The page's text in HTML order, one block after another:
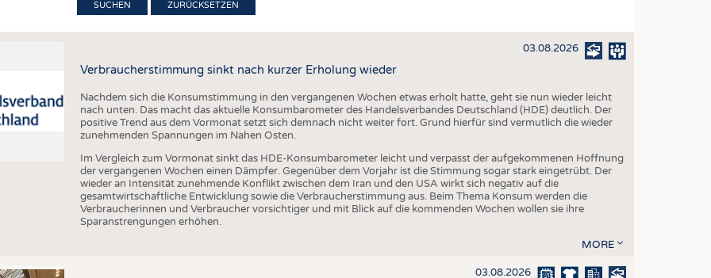
NACHHALTIGKEIT
KREISLAUFWIRTSCHAFT
TECHNISCHE TEXTILIEN
SMART TEXTILES
MEDIZIN
HAUS- UND HEIMTEXTILIEN
ZURÜCKSETZEN
03.08.2026
Verbraucherstimmung sinkt nach kurzer Erholung wieder
Nachdem sich die Konsumstimmung in den vergangenen Wochen etwas erholt hatte, geht sie nun wieder leicht
nach unten. Das macht das aktuelle Konsumbarometer des Handelsverbandes Deutschland (HDE) deutlich. Der
positive Trend aus dem Vormonat setzt sich demnach nicht weiter fort. Grund hierfür sind vermutlich die wieder
zunehmenden Spannungen im Nahen Osten.
Im Vergleich zum Vormonat sinkt das HDE-Konsumbarometer leicht und verpasst der aufgekommenen Hoffnung
der vergangenen Wochen einen Dämpfer. Gegenüber dem Vorjahr ist die Stimmung sogar stark eingetrübt. Der
wieder an Intensität zunehmende Konflikt zwischen dem Iran und den USA wirkt sich negativ auf die
gesamtwirtschaftliche Entwicklung sowie die Verbraucherstimmung aus. Beim Thema Konsum werden die
Verbraucherinnen und Verbraucher vorsichtiger und mit Blick auf die kommenden Wochen wollen sie ihre
Sparanstrengungen erhöhen.
MORE
03.08.2026